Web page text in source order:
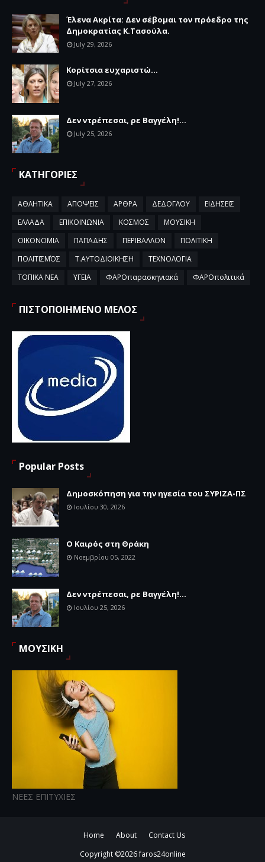
Έλενα Ακρίτα: Δεν σέβομαι τον πρόεδρο της
Δημοκρατίας Κ.Τασούλα.
July 29, 2026
Κορίτσια ευχαριστώ...
July 27, 2026
Δεν ντρέπεσαι, ρε Βαγγέλη!...
July 25, 2026
ΚΑΤΗΓΟΡΙΕΣ
ΑΘΛΗΤΙΚΑ ΑΠΟΨΕΙΣ ΑΡΘΡΑ ΔΕΔΟΓΛΟΥ
ΕΙΔΗΣΕΙΣ
ΕΛΛΑΔΑ
ΕΠΙΚΟΙΝΩΝΙΑ ΚΟΣΜΟΣ
ΜΟΥΣΙΚΗ
ΟΙΚΟΝΟΜΙΑ
ΠΑΠΑΔΗΣ ΠΕΡΙΒΑΛΛΟΝ
ΠΟΛΙΤΙΚΗ
ΠΟΛΙΤΙΣΜΌΣ
Τ.ΑΥΤΟΔΙΟΙΚΗΣΗ
ΤΕΧΝΟΛΟΓΙΑ
ΤΟΠΙΚΑ ΝΕΑ
ΥΓΕΙΑ ΦΑΡΟπαρασκηνιακά ΦΑΡΟπολιτικά
ΠΙΣΤΟΠΟΙΗΜΕΝΟ ΜΕΛΟΣ
Popular Posts
Δημοσκόπηση για την ηγεσία του ΣΥΡΙΖΑ-ΠΣ
Ιουλίου 30, 2026
Ο Καιρός στη Θράκη
Νοεμβρίου 05, 2022
Δεν ντρέπεσαι, ρε Βαγγέλη!...
Ιουλίου 25, 2026
ΜΟΥΣΙΚΗ
ΝΕΕΣ ΕΠΙΤΥΧΙΕΣ
Home About
Contact Us
Copyright ©2026faros24online